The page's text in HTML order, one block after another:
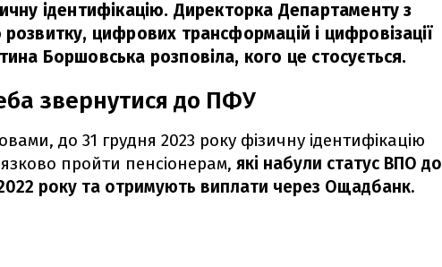
ідентифікацію. Директорка Департаменту з
цифрових трансформацій і цифровізації
Боршовська розповіла, кого це стосується.
звернутися до ПФУ
до 31 грудня 2023 року фізичну ідентифікацію
пройти пенсіонерам, які набули статус ВПО до
року та отримують виплати через Ощадбанк.